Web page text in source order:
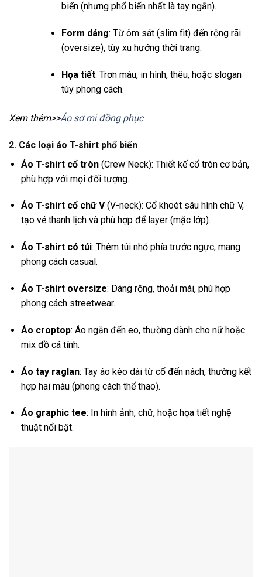
biến (nhưng phổ biến nhất là tay ngắn).
Form dáng: Từ ôm sát (slim fit) đến rộng rãi
(oversize), tùy xu hướng thời trang.
Họa tiết: Trơn màu, in hình, thêu, hoặc slogan
tùy phong cách.
Xem thêm>>Áo sơ mi đồng phục
2. Các loại áo T-shirt phổ biến
Áo T-shirt cổ tròn(Crew Neck): Thiết kế cổ tròn cơ bản,
phù hợp với mọi đối tượng.
Áo T-shirt cổ chữ V(V-neck): Cổ khoét sâu hình chữ V,
tạo vẻ thanh lịch và phù hợp để layer (mặc lớp).
Áo T-shirt có túi: Thêm túi nhỏ phía trước ngực, mang
phong cách casual.
Áo T-shirt oversize: Dáng rộng, thoải mái, phù hợp
phong cách streetwear.
Áo croptop: Áo ngắn đến eo, thường dành cho nữ hoặc
mix đồ cá tính.
Áo tay raglan: Tay áo kéo dài từ cổ đến nách, thường kết
hợp hai màu (phong cách thể thao).
Áo graphic tee: In hình ảnh, chữ, hoặc họa tiết nghệ
thuật nổi bật.